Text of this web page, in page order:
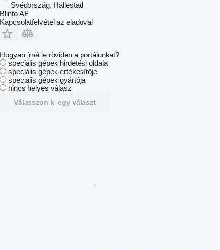
Svédország, Hällestad
Blinto AB
Kapcsolatfelvétel az eladóval
Hogyan írná le röviden a portálunkat?
speciális gépek hirdetési oldala
speciális gépek értékesítője
speciális gépek gyártója
nincs helyes válasz
Válasszon ki egy választ